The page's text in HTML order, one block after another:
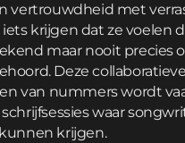
vertrouwdheid met
iets krijgen dat ze voelen
maar nooit precies
Deze
van nummers wordt
waar
krijgen.